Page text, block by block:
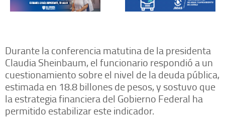
Durante la conferencia matutina de la presidenta
Claudia Sheinbaum, el funcionario respondió a un
cuestionamiento sobre el nivel de la deuda pública,
estimada en 18.8 billones de pesos, y sostuvo que
la estrategia financiera del Gobierno Federal ha
permitido estabilizar este indicador.